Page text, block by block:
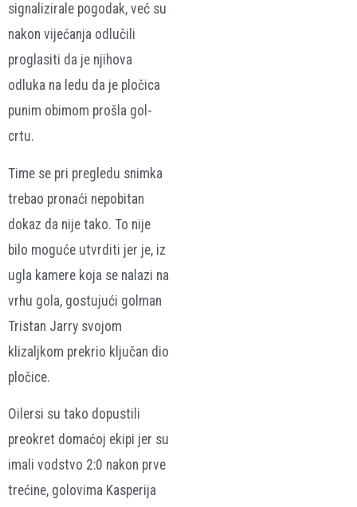
signalizirale pogodak, već su
nakon vijećanja odlučili
proglasiti da je njihova
odluka na ledu da je pločica
punim obimom prošla gol-
crtu.
Time se pri pregledu snimka
trebao pronaći nepobitan
dokaz da nije tako. To nije
bilo moguće utvrditi jer je, iz
ugla kamere koja se nalazi na
vrhu gola, gostujući golman
Tristan Jarry svojom
klizaljkom prekrio ključan dio
pločice.
Oilersi su tako dopustili
preokret domaćoj ekipi jer su
imali vodstvo 2:0 nakon prve
trećine, golovima Kasperija